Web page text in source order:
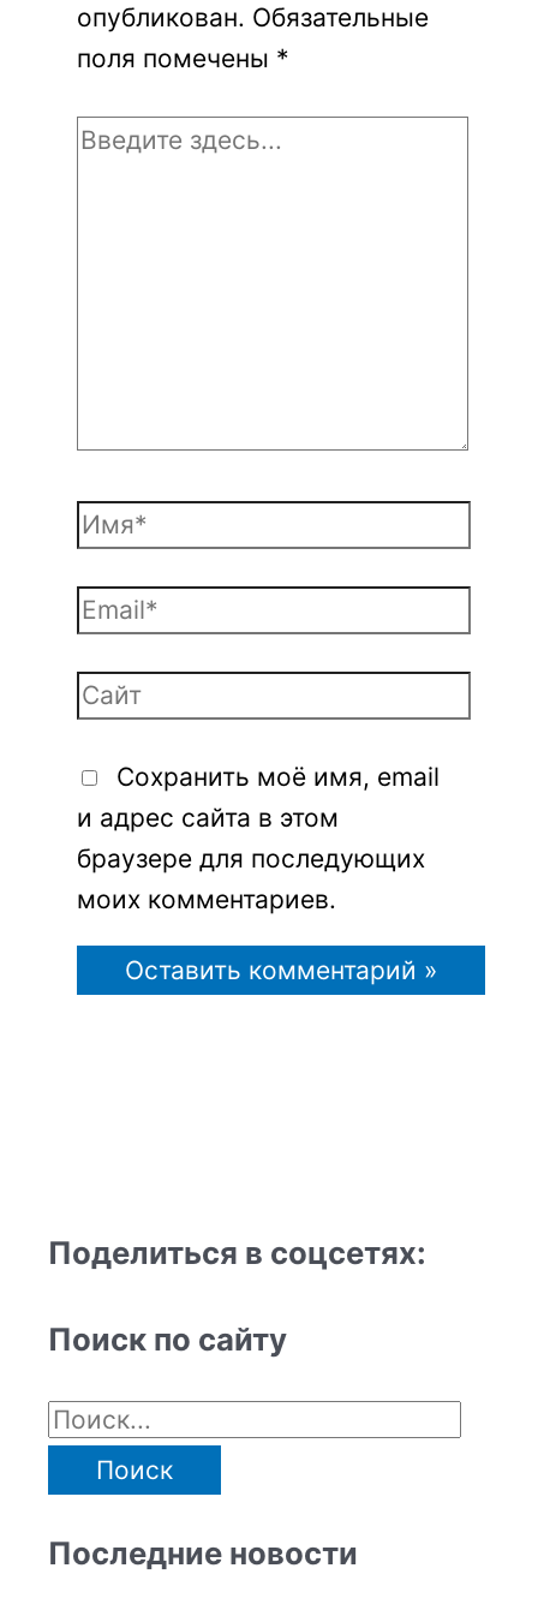
опубликован. Обязательные
поля помечены *
Сохранить моё имя, email
и адрес сайта в этом
браузере для последующих
моих комментариев.
Поделиться в соцсетях:
Поиск по сайту
Последние новости